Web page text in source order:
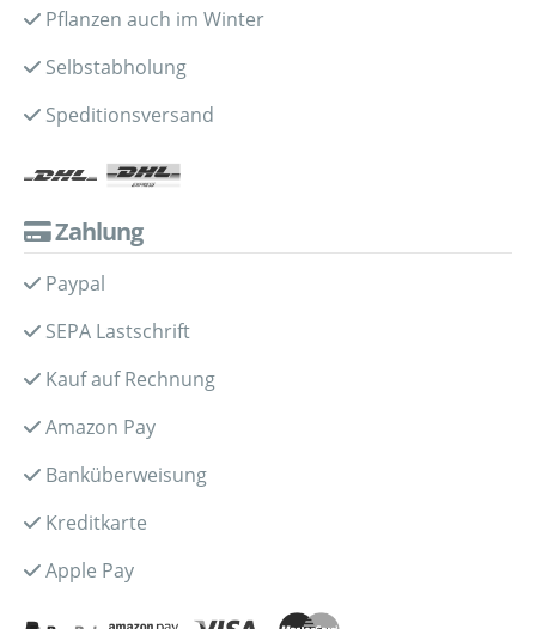
Pflanzen auch im Winter
Selbstabholung
Speditionsversand
Zahlung
Paypal
SEPA Lastschrift
Kauf auf Rechnung
Amazon Pay
Banküberweisung
Kreditkarte
Apple Pay